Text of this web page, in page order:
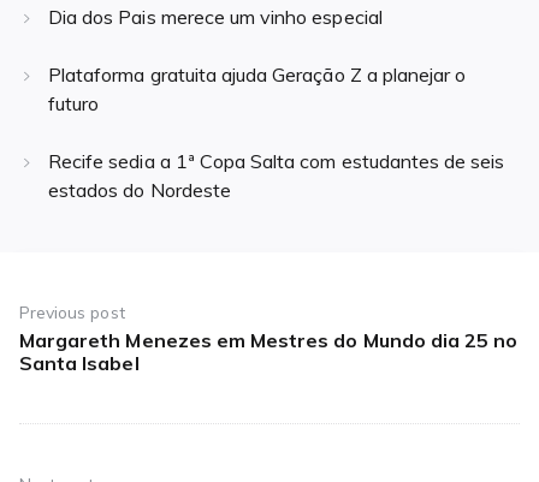
Dia dos Pais merece um vinho especial
Plataforma gratuita ajuda Geração Z a planejar o
futuro
Recife sedia a 1ª Copa Salta com estudantes de seis
estados do Nordeste
de
Post
Previous post
Previous
post:
Margareth Menezes em Mestres do Mundo dia 25 no
Santa Isabel